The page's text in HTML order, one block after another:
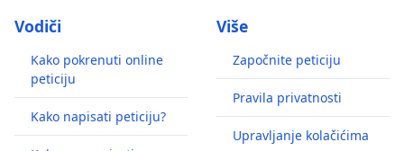
Vodiči
Kako pokrenuti online
peticiju
Kako napisati peticiju?
Više
Započnite peticiju
Pravila privatnosti
Upravljanje kolačićima